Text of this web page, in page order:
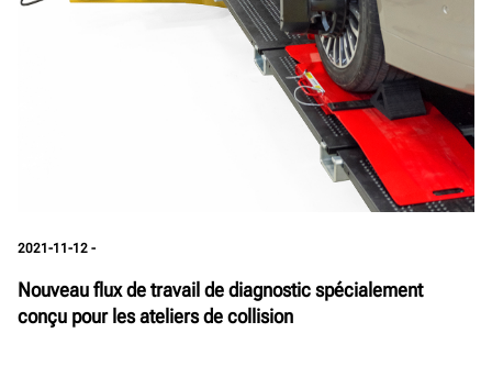
2021-11-12 -
Nouveau flux de travail de diagnostic spécialement
conçu pour les ateliers de collision